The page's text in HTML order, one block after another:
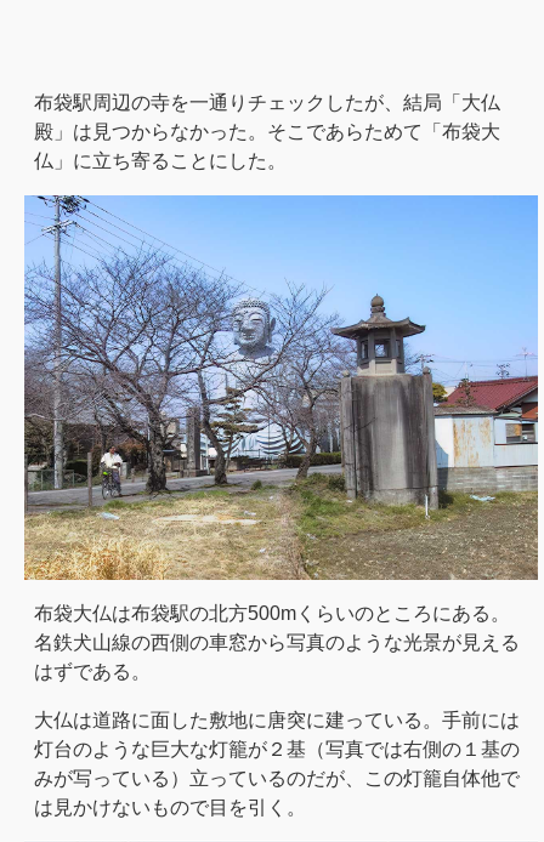
布袋駅周辺の寺を一通りチェックしたが、結局「大仏
殿」は見つからなかった。そこであらためて「布袋大
仏」に立ち寄ることにした。
布袋大仏は布袋駅の北方500mくらいのところにある。
名鉄犬山線の西側の車窓から写真のような光景が見える
はずである。
大仏は道路に面した敷地に唐突に建っている。手前には
灯台のような巨大な灯籠が２基（写真では右側の１基の
みが写っている）立っているのだが、この灯籠自体他で
は見かけないもので目を引く。